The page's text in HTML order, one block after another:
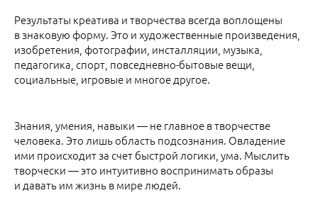
Результаты креатива и творчества всегда воплощены
в знаковую форму. Это и художественные произведения,
изобретения, фотографии, инсталляции, музыка,
педагогика, спорт, повседневно-бытовые вещи,
социальные, игровые и многое другое.
Знания, умения, навыки — не главное в творчестве
человека. Это лишь область подсознания. Овладение
ими происходит за счет быстрой логики, ума. Мыслить
творчески — это интуитивно воспринимать образы
и давать им жизнь в мире людей.